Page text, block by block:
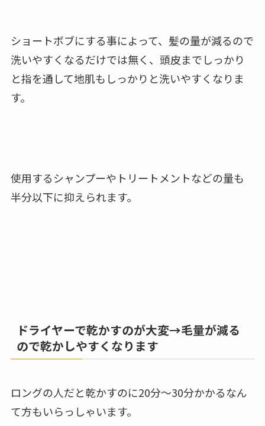
ショートボブにする事によって、髪の量が減るので
洗いやすくなるだけでは無く、頭皮までしっかり
と指を通して地肌もしっかりと洗いやすくなりま
す。
使用するシャンプーやトリートメントなどの量も
半分以下に抑えられます。
ドライヤーで乾かすのが大変→毛量が減る
ので乾かしやすくなります
ロングの人だと乾かすのに20分～30分かかるなん
て方もいらっしゃいます。